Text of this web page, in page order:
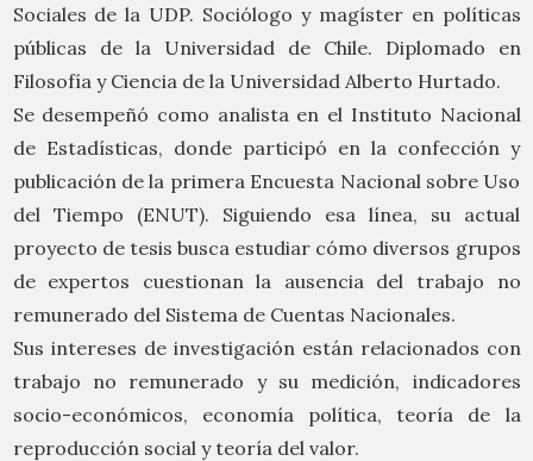
Sociales de la UDP. Sociólogo y magíster en políticas
públicas de la Universidad de Chile. Diplomado en
Filosofía y Ciencia de la Universidad Alberto Hurtado.
Se desempeñó como analista en el Instituto Nacional
de Estadísticas, donde participó en la confección y
publicación de la primera Encuesta Nacional sobre Uso
del Tiempo (ENUT). Siguiendo esa línea, su actual
proyecto de tesis busca estudiar cómo diversos grupos
de expertos cuestionan la ausencia del trabajo no
remunerado del Sistema de Cuentas Nacionales.
Sus intereses de investigación están relacionados con
trabajo no remunerado y su medición, indicadores
socio-económicos, economía política, teoría de la
reproducción social y teoría del valor.